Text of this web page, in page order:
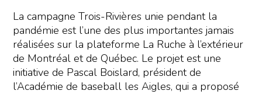
La campagne Trois-Rivières unie pendant la
pandémie est l’une des plus importantes jamais
réalisées sur la plateforme La Ruche à l’extérieur
de Montréal et de Québec. Le projet est une
initiative de Pascal Boislard, président de
l’Académie de baseball les Aigles, qui a proposé